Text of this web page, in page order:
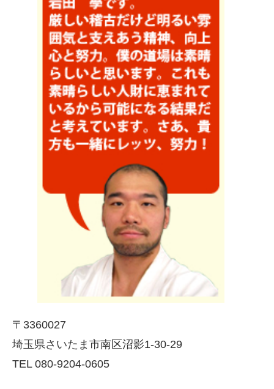
〒3360027
埼玉県さいたま市南区沼影1-30-29
TEL 080-9204-0605